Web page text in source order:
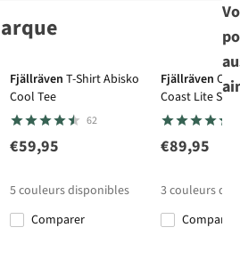
Fjällräven T-Shirt Abisko
Cool Tee
62
€59,95
5couleurs disponibles
Comparer
Fjällräven
Coast Lite
€89,95
3couleurs
Comparer